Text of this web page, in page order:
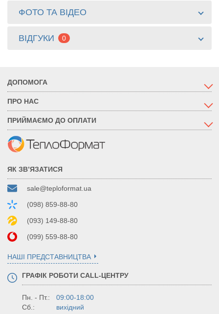
ФОТО ТА ВІДЕО
ВІДГУКИ 0
ДОПОМОГА
ПРО НАС
ПРИЙМАЄМО ДО ОПЛАТИ
ЯК ЗВ’ЯЗАТИСЯ
sale@teploformat.ua
(098) 859-88-80
(093) 149-88-80
(099) 559-88-80
НАШІ ПРЕДСТАВНИЦТВА
ГРАФІК РОБОТИ CALL-ЦЕНТРУ
Пн. - Пт.:
09:00-18:00
Сб.:
вихідний